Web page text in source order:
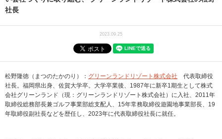
社長
2023.09.25
松野隆徳（まつのたかのり）： グリーンランドリゾート株式会社 代表取締役
社長。福岡県出身、佐賀大学卒。大学卒業後、1987年に新卒1期生として株式
会社グリーンランド（現：グリーンランドリゾート株式会社）に入社、2011年
取締役総務部長兼ゴルフ事業部総支配人、15年常務取締役遊園地事業部長、19
年取締役副社長などを歴任し、2023年に代表取締役社長に就任。